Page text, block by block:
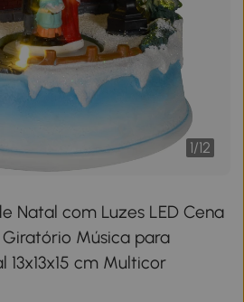
1/12
Natal com Luzes LED Cena
Música para
cm Multicor